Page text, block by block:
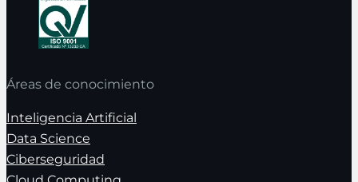
Áreas de conocimiento
Inteligencia Artificial
Data Science
Ciberseguridad